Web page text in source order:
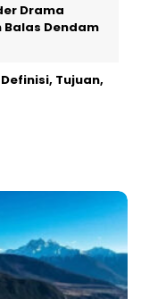
Drama
Balas Dendam
Tujuan,